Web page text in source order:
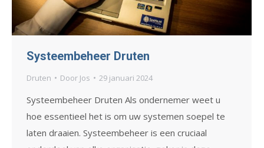
Systeembeheer Druten
Druten Door Jos 29 januari 2024
Systeembeheer Druten Als ondernemer weet u
hoe essentieel het is om uw systemen soepel te
laten draaien. Systeembeheer is een cruciaal